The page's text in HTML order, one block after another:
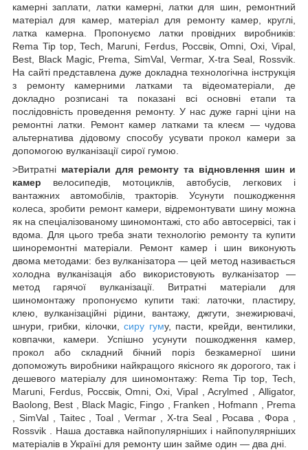
камерні заплати, латки камерні, латки для шин, ремонтний
матеріал для камер, матеріал для ремонту камер, круглі,
латка камерна. Пропонуємо латки провідних виробників:
Rema Tip top, Tech, Maruni, Ferdus, Россвік, Omni, Oxi, Vipal,
Best, Black Magic, Prema, SimVal, Vermar, X-tra Seal, Rossvik.
На сайті представлена дуже докладна технологічна інструкція
з ремонту камерними латками та відеоматеріали, де
докладно розписані та показані всі основні етапи та
послідовність проведення ремонту. У нас дуже гарні ціни на
ремонтні латки. Ремонт камер латками та клеєм — чудова
альтернатива дідовому способу усувати прокол камери за
допомогою вулканізації сирої гумою.
>Витратні матеріали для ремонту та відновлення шин и
камер велосипедів, мотоциклів, автобусів, легкових і
вантажних автомобілів, тракторів. Усунути пошкодження
колеса, зробити ремонт камери, відремонтувати шину можна
як на спеціалізованому шиномонтажі, сто або автосервісі, так і
вдома. Для цього треба знати технологію ремонту та купити
шиноремонтні матеріали. Ремонт камер і шин виконують
двома методами: без вулканізатора — цей метод називається
холодна вулканізація або використовують вулканізатор —
метод гарячої вулканізації. Витратні матеріали для
шиномонтажу пропонуємо купити такі: латочки, пластиру,
клею, вулканізаційні рідини, вантажу, джгути, знежирювачі,
шнури, грибки, кілочки,
сиру гуму, пасти, крейди, вентилики,
ковпачки, камери. Успішно усунути пошкодження камер,
прокол або складний бічний поріз безкамерної шини
допоможуть виробники найкращого якісного як дорогого, так і
дешевого матеріалу для шиномонтажу: Rema Tip top, Tech,
Maruni, Ferdus, Россвік, Omni, Oxi, Vipal , Acrylmed , Alligator,
Baolong, Best , Black Magic, Fingo , Franken , Hofmann , Prema
, SimVal , Taitec , Toal , Vermar , X-tra Seal , Росава , Фора ,
Rossvik . Наша доставка найпопулярніших і найпопулярніших
матеріалів в Україні для ремонту шин займе один — два дні.